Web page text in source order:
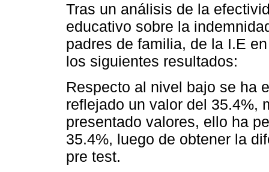
Tras un análisis de la
educativo sobre la
padres de familia, de la I.E
los siguientes resultados:
Respecto al nivel bajo se ha
reflejado un valor del 35.4%,
presentado valores, ello ha
35.4%, luego de obtener la
pre test.